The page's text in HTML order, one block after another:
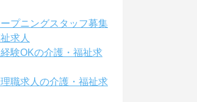
プニングスタッフ募集
求人
験OKの介護・福祉求
職求人の介護・福祉求